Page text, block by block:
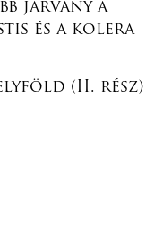
járvány a
és a kolera
(II. rész)